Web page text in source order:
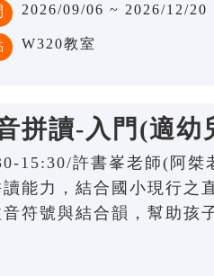
2026/09/06 ~ 2026/12/20
W320教室
拼讀-入門(適幼
15:30/許書峯老師(阿桀
能力，結合國小現行之
符號與結合韻，幫助孩